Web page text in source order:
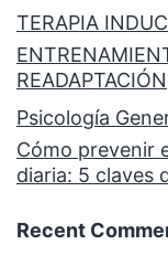
TERAPIA
READAPTACIÓN
Psicología
Cómo prevenir
diaria: 5 claves
Recent